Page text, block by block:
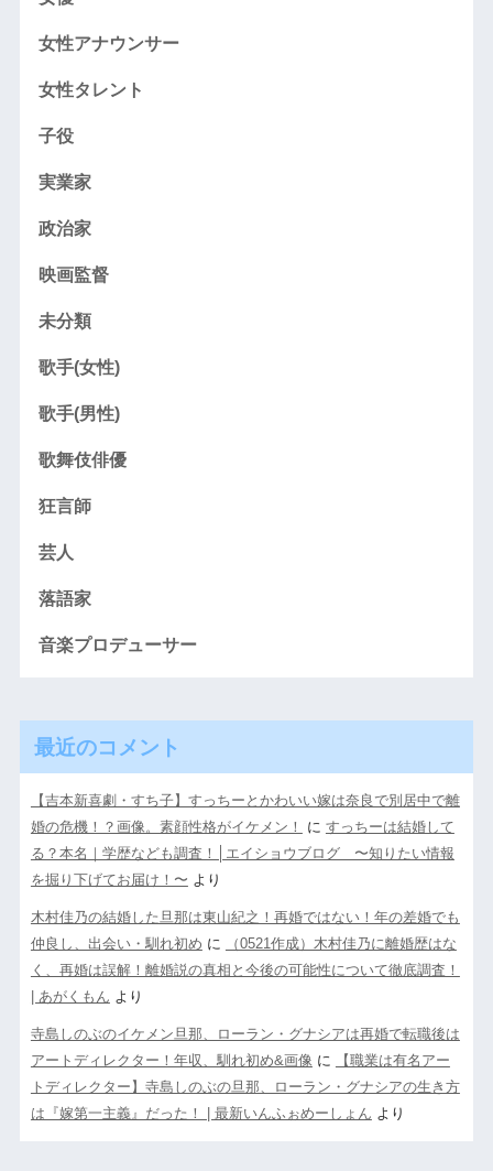
女性アナウンサー
女性タレント
子役
実業家
政治家
映画監督
未分類
歌手(女性)
歌手(男性)
歌舞伎俳優
狂言師
芸人
落語家
音楽プロデューサー
最近のコメント
【吉本新喜劇・すち子】すっちーとかわいい嫁は奈良で別居中で離
婚の危機！？画像。素顔性格がイケメン！
に すっちーは結婚して
る？本名｜学歴なども調査！│エイショウブログ 〜知りたい情報
を掘り下げてお届け！〜 より
木村佳乃の結婚した旦那は東山紀之！再婚ではない！年の差婚でも
仲良し、出会い・馴れ初め に
（0521作成）木村佳乃に離婚歴はな
く、再婚は誤解！離婚説の真相と今後の可能性について徹底調査！
| あがくもん より
寺島しのぶのイケメン旦那、ローラン・グナシアは再婚で転職後は
アートディレクター！年収、馴れ初め&画像 に
【職業は有名アー
トディレクター】寺島しのぶの旦那、ローラン・グナシアの生き方
は『嫁第一主義』だった！ | 最新いんふぉめーしょん より